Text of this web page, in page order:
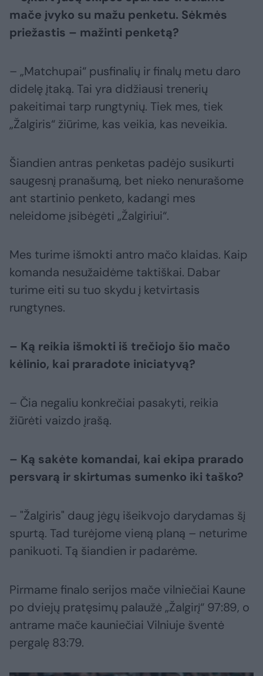
mače įvyko su mažu penketu. Sėkmės
priežastis – mažinti penketą?
– „Matchupai“ pusfinalių ir finalų metu daro
didelę įtaką. Tai yra didžiausi trenerių
pakeitimai tarp rungtynių. Tiek mes, tiek
„Žalgiris“ žiūrime, kas veikia, kas neveikia.
Šiandien antras penketas padėjo susikurti
saugesnį pranašumą, bet nieko nenurašome
ant startinio penketo, kadangi mes
neleidome įsibėgėti „Žalgiriui“.
Mes turime išmokti antro mačo klaidas. Kaip
komanda nesužaidėme taktiškai. Dabar
turime eiti su tuo skydu į ketvirtasis
rungtynes.
– Ką reikia išmokti iš trečiojo šio mačo
kėlinio, kai praradote iniciatyvą?
– Čia negaliu konkrečiai pasakyti, reikia
žiūrėti vaizdo įrašą.
– Ką sakėte komandai, kai ekipa prarado
persvarą ir skirtumas sumenko iki taško?
– "Žalgiris" daug jėgų išeikvojo darydamas šį
spurtą. Tad turėjome vieną planą – neturime
panikuoti. Tą šiandien ir padarėme.
Pirmame finalo serijos mače vilniečiai Kaune
po dviejų pratęsimų palaužė „Žalgirį“ 97:89, o
antrame mače kauniečiai Vilniuje šventė
pergalę 83:79.